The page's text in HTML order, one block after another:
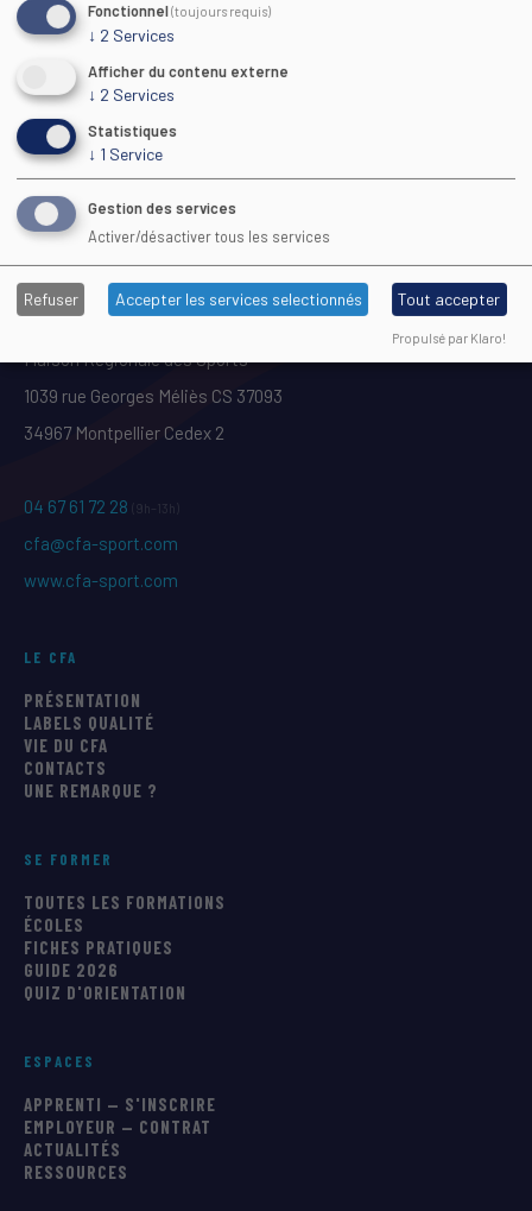
ACCESSIBILITE HANDICAP
TARIF
INDICATEURS GÉNÉRAUX CFA
INDICATEURS DE LA FORMATION
Maison Régionale des Sports
1039 rue Georges Méliès CS 37093
34967 Montpellier Cedex 2
04 67 61 72 28 (9h–13h)
cfa@cfa-sport.com
www.cfa-sport.com
LE CFA
PRÉSENTATION
LABELS QUALITÉ
VIE DU CFA
CONTACTS
UNE REMARQUE ?
SE FORMER
TOUTES LES FORMATIONS
ÉCOLES
FICHES PRATIQUES
GUIDE 2026
QUIZ D'ORIENTATION
ESPACES
APPRENTI — S'INSCRIRE
EMPLOYEUR — CONTRAT
ACTUALITÉS
RESSOURCES
Fonctionnel(toujours requis)
↓ 2 Services
Afficher du contenu externe
↓ 2 Services
Statistiques
↓ 1 Service
Gestion des services
Activer/désactiver tous les services
Refuser Accepter les services selectionnés Tout accepter
Propulsé par Klaro!